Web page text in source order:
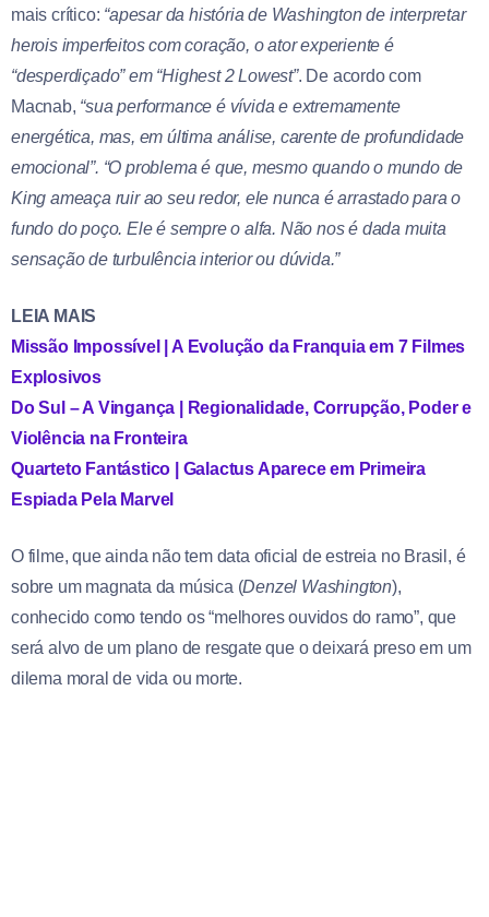
mais crítico: “apesar da história de Washington de interpretar
herois imperfeitos com coração, o ator experiente é
“desperdiçado” em “Highest 2 Lowest”. De acordo com
Macnab, “sua performance é vívida e extremamente
energética, mas, em última análise, carente de profundidade
emocional”. “O problema é que, mesmo quando o mundo de
King ameaça ruir ao seu redor, ele nunca é arrastado para o
fundo do poço. Ele é sempre o alfa. Não nos é dada muita
sensação de turbulência interior ou dúvida.”
LEIA MAIS
Missão Impossível | A Evolução da Franquia em 7 Filmes
Explosivos
Do Sul – A Vingança | Regionalidade, Corrupção, Poder e
Violência na Fronteira
Quarteto Fantástico | Galactus Aparece em Primeira
Espiada Pela Marvel
O filme, que ainda não tem data oficial de estreia no Brasil, é
sobre um magnata da música (Denzel Washington),
conhecido como tendo os “melhores ouvidos do ramo”, que
será alvo de um plano de resgate que o deixará preso em um
dilema moral de vida ou morte.